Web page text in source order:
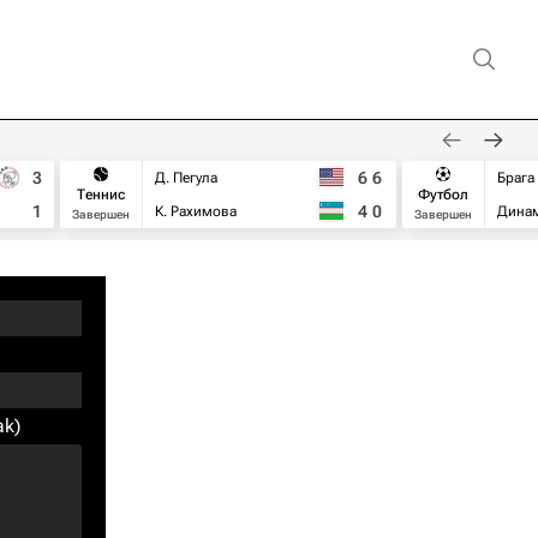
3
1
Теннис
Завершен
Д. Пегула
К. Рахимова
6 6
4 0
Футбол
Завершен
Брага